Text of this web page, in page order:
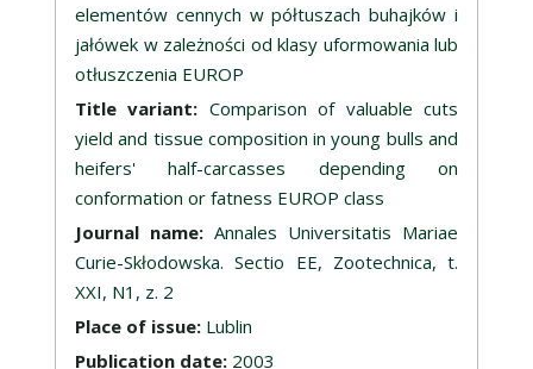
elementów cennych w półtuszach buhajków i
jałówek w zależności od klasy uformowania lub
otłuszczenia EUROP
Title variant: Comparison of valuable cuts
yield and tissue composition in young bulls and
heifers' half-carcasses depending on
conformation or fatness EUROP class
Journal name: Annales Universitatis Mariae
Curie-Skłodowska. Sectio EE, Zootechnica, t.
XXI, N1, z. 2
Place of issue: Lublin
Publication date: 2003